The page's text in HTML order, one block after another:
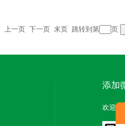
上一页 下一页 末页 跳转到第 页
添加
欢迎您